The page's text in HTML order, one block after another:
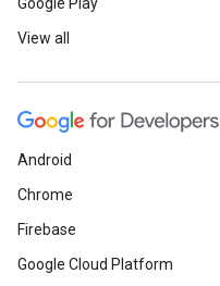
View all
Android
Chrome
Firebase
Google Cloud Platform